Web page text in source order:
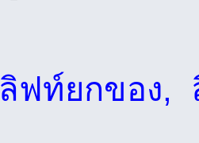
ลิฟท์ยกของ,